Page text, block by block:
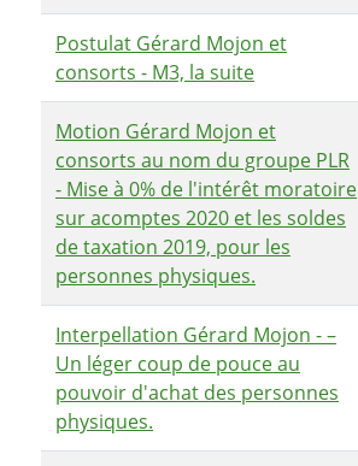
Postulat Gérard Mojon et
consorts - M3, la suite
Motion Gérard Mojon et
consorts au nom du groupe PLR
- Mise à 0% de l'intérêt moratoire
sur acomptes 2020 et les soldes
de taxation 2019, pour les
personnes physiques.
Interpellation Gérard Mojon - –
Un léger coup de pouce au
pouvoir d'achat des personnes
physiques.